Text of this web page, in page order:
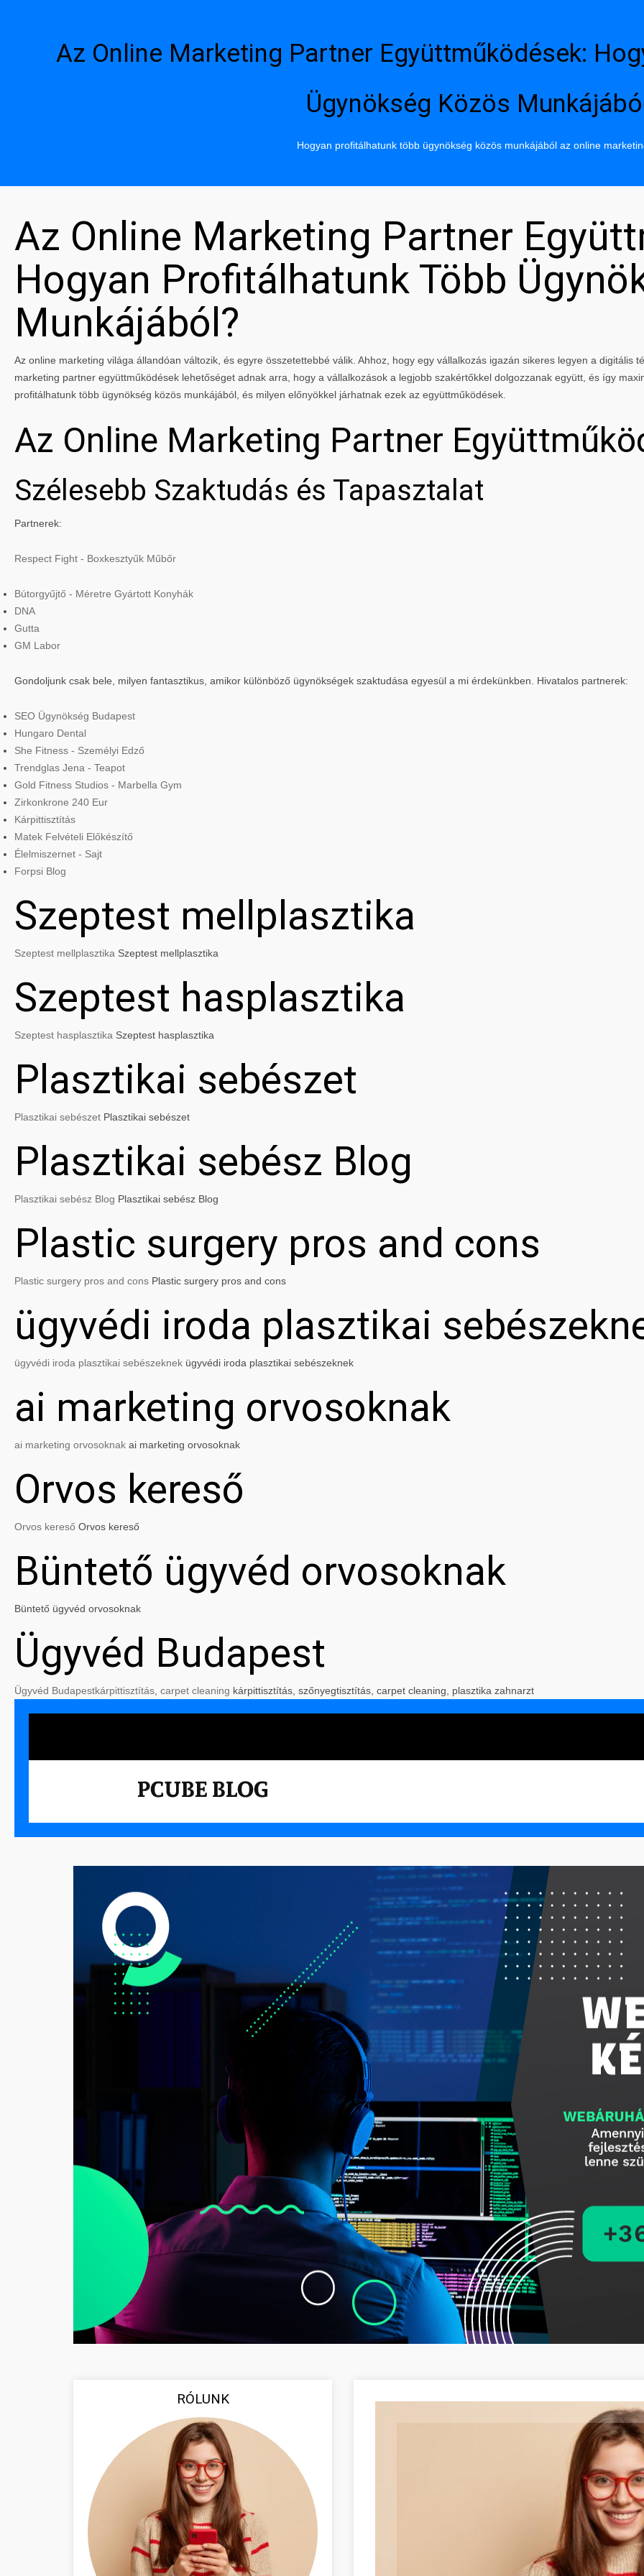
Az Online Marketing Partner Együttműködések:
Ügynökség Közös
Hogyan profitálhatunk több ügynökség közös munkájából az online
Az Online Marketing Partner
Hogyan Profitálhatunk Több
Munkájából?
Az online marketing világa állandóan változik, és egyre összetettebbé válik. Ahhoz, hogy egy vállalkozás igazán sikeres legyen a digitális
marketing partner együttműködések lehetőséget adnak arra, hogy a vállalkozások a legjobb szakértőkkel dolgozzanak együtt, és így
profitálhatunk több ügynökség közös munkájából, és milyen előnyökkel járhatnak ezek az együttműködések.
Az Online Marketing Partner
Szélesebb Szaktudás és Tapasztalat
Partnerek:
Respect Fight - Boxkesztyűk Műbőr
Bútorgyűjtő - Méretre Gyártott Konyhák
DNA
Gutta
GM Labor
Gondoljunk csak bele, milyen fantasztikus, amikor különböző ügynökségek szaktudása egyesül a mi érdekünkben. Hivatalos partnerek:
SEO Ügynökség Budapest
Hungaro Dental
She Fitness - Személyi Edző
Trendglas Jena - Teapot
Gold Fitness Studios - Marbella Gym
Zirkonkrone 240 Eur
Kárpittisztítás
Matek Felvételi Előkészítő
Élelmiszernet - Sajt
Forpsi Blog
Szeptest mellplasztika
Szeptest mellplasztika Szeptest mellplasztika
Szeptest hasplasztika
Szeptest hasplasztika Szeptest hasplasztika
Plasztikai sebészet
Plasztikai sebészet Plasztikai sebészet
Plasztikai sebész Blog
Plasztikai sebész Blog Plasztikai sebész Blog
Plastic surgery pros and cons
Plastic surgery pros and cons Plastic surgery pros and cons
ügyvédi iroda plasztikai
ügyvédi iroda plasztikai sebészeknek ügyvédi iroda plasztikai sebészeknek
ai marketing orvosoknak
ai marketing orvosoknak ai marketing orvosoknak
Orvos kereső
Orvos kereső Orvos kereső
Büntető ügyvéd orvosoknak
Büntető ügyvéd orvosoknak
Ügyvéd Budapest
Ügyvéd Budapestkárpittisztítás carpet cleaning kárpittisztítás, szőnyegtisztítás, carpet cleaning, plasztika zahnarzt
RÓLUNK